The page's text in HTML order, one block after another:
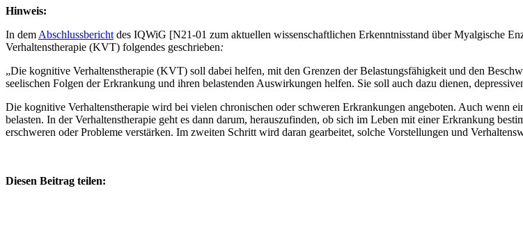
Hinweis:
In dem Abschlussbericht des IQWiG [N21-01 zum aktuellen wissenschaftlichen Erkenntnisstand über Myalgische
Verhaltenstherapie (KVT) folgendes geschrieben:
„Die kognitive Verhaltenstherapie (KVT) soll dabei helfen, mit den Grenzen der Belastungsfähigkeit und den
seelischen Folgen der Erkrankung und ihren belastenden Auswirkungen helfen. Sie soll auch dazu dienen,
Die kognitive Verhaltenstherapie wird bei vielen chronischen oder schweren Erkrankungen angeboten. Auch wenn
belasten. In der Verhaltenstherapie geht es dann darum, herauszufinden, ob sich im Leben mit einer Erkrankung
erschweren oder Probleme verstärken. Im zweiten Schritt wird daran gearbeitet, solche Vorstellungen und
Diesen Beitrag teilen: